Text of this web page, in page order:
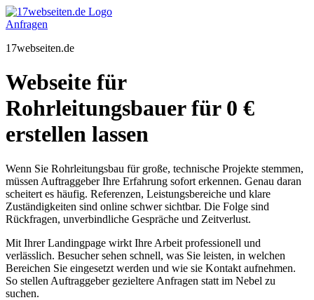
Zum
Inhalt
Anfragen
17webseiten.de
Webseite für
Rohrleitungsbauer für 0 €
erstellen lassen
Wenn Sie Rohrleitungsbau für große, technische Projekte stemmen,
müssen Auftraggeber Ihre Erfahrung sofort erkennen. Genau daran
scheitert es häufig. Referenzen, Leistungsbereiche und klare
Zuständigkeiten sind online schwer sichtbar. Die Folge sind
Rückfragen, unverbindliche Gespräche und Zeitverlust.
Mit Ihrer Landingpage wirkt Ihre Arbeit professionell und
verlässlich. Besucher sehen schnell, was Sie leisten, in welchen
Bereichen Sie eingesetzt werden und wie sie Kontakt aufnehmen.
So stellen Auftraggeber gezieltere Anfragen statt im Nebel zu
suchen.